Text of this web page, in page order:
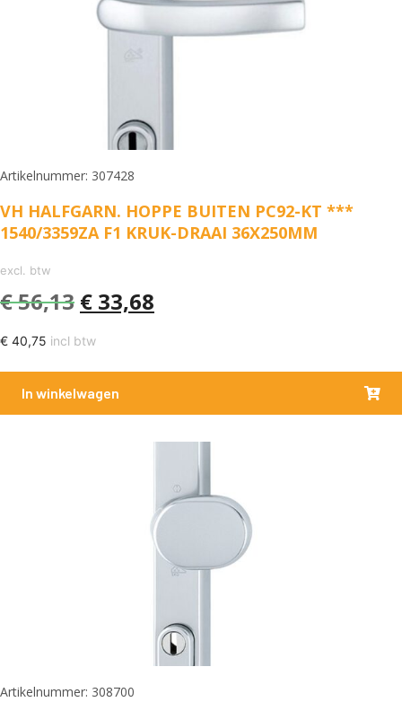
Artikelnummer: 307428
VH HALFGARN. HOPPE BUITEN PC92-KT ***
1540/3359ZA F1 KRUK-DRAAI 36X250MM
excl. btw
€56,13 € 33,68
€ 40,75 incl btw
In winkelwagen
Artikelnummer: 308700